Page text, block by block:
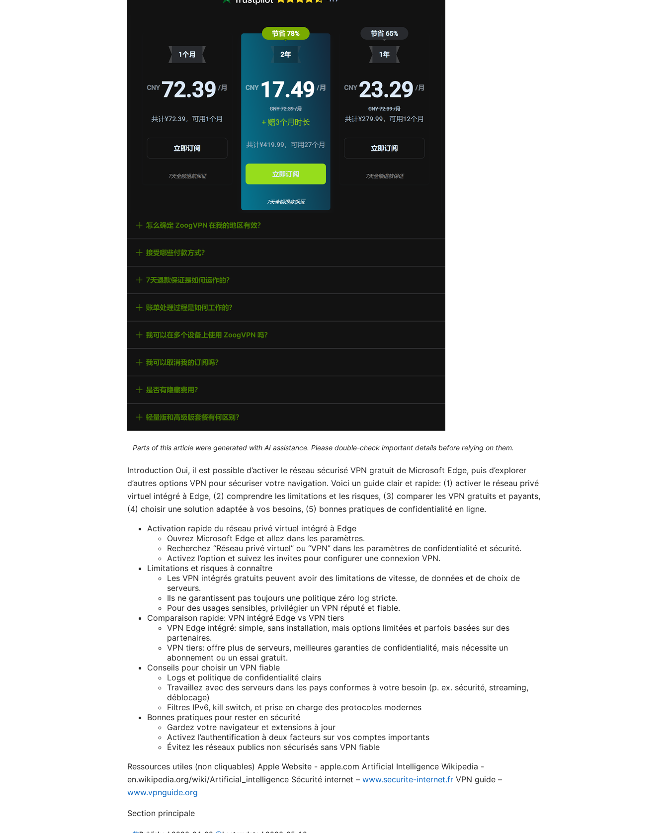
Parts of this article were generated with AI assistance. Please double-check important details before relying on them.
Introduction Oui, il est possible d’activer le réseau sécurisé VPN gratuit de Microsoft Edge, puis d’explorer
d’autres options VPN pour sécuriser votre navigation. Voici un guide clair et rapide: (1) activer le réseau privé
virtuel intégré à Edge, (2) comprendre les limitations et les risques, (3) comparer les VPN gratuits et payants,
(4) choisir une solution adaptée à vos besoins, (5) bonnes pratiques de confidentialité en ligne.
Activation rapide du réseau privé virtuel intégré à Edge
Ouvrez Microsoft Edge et allez dans les paramètres.
Recherchez “Réseau privé virtuel” ou “VPN” dans les paramètres de confidentialité et sécurité.
Activez l’option et suivez les invites pour configurer une connexion VPN.
Limitations et risques à connaître
Les VPN intégrés gratuits peuvent avoir des limitations de vitesse, de données et de choix de
serveurs.
Ils ne garantissent pas toujours une politique zéro log stricte.
Pour des usages sensibles, privilégier un VPN réputé et fiable.
Comparaison rapide: VPN intégré Edge vs VPN tiers
VPN Edge intégré: simple, sans installation, mais options limitées et parfois basées sur des
partenaires.
VPN tiers: offre plus de serveurs, meilleures garanties de confidentialité, mais nécessite un
abonnement ou un essai gratuit.
Conseils pour choisir un VPN fiable
Logs et politique de confidentialité clairs
Travaillez avec des serveurs dans les pays conformes à votre besoin (p. ex. sécurité, streaming,
déblocage)
Filtres IPv6, kill switch, et prise en charge des protocoles modernes
Bonnes pratiques pour rester en sécurité
Gardez votre navigateur et extensions à jour
Activez l’authentification à deux facteurs sur vos comptes importants
Évitez les réseaux publics non sécurisés sans VPN fiable
Ressources utiles (non cliquables) Apple Website - apple.com Artificial Intelligence Wikipedia -
en.wikipedia.org/wiki/Artificial_intelligence Sécurité internet – www.securite-internet.fr VPN guide –
www.vpnguide.org
Section principale